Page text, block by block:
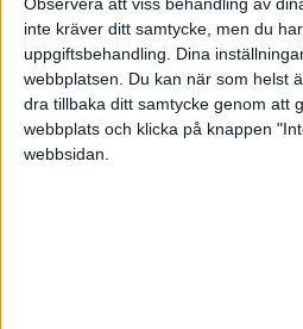
inte kräver ditt samtycke, men du
uppgiftsbehandling. Dina
webbplatsen. Du kan när som helst
dra tillbaka ditt samtycke genom att
webbplats och klicka på knappen
webbsidan.
Prova i veckan
Reframa en återkommande
den får mening eller bättre